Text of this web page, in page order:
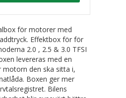
för motorer med
Effektbox för för
2.0 , 2.5 & 3.0 TFSI
levereras med en
den ska sitta i,
Boxen ger mer
Bilens